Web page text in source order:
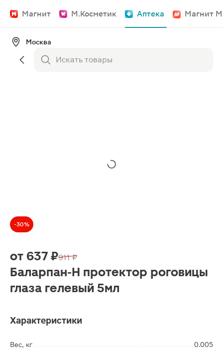
Магнит М.Косметик Аптека Магнит
Москва
-30%
от 637 ₽911 ₽
Баларпан-Н протектор роговицы
глаза гелевый 5мл
Характеристики
Вес, кг
0.005